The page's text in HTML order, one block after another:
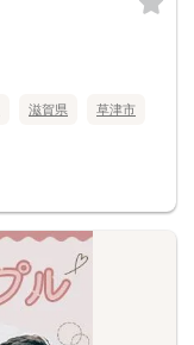
滋賀県 草津市